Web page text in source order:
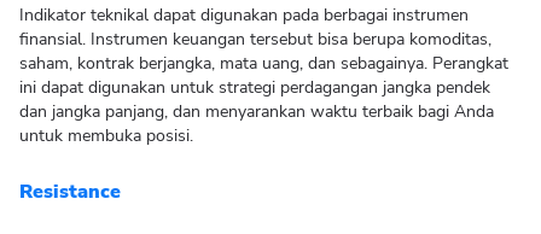
Indikator teknikal dapat digunakan pada berbagai instrumen
finansial. Instrumen keuangan tersebut bisa berupa komoditas,
saham, kontrak berjangka, mata uang, dan sebagainya. Perangkat
ini dapat digunakan untuk strategi perdagangan jangka pendek
dan jangka panjang, dan menyarankan waktu terbaik bagi Anda
untuk membuka posisi.
Resistance